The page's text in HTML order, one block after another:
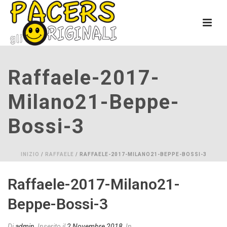
Raffaele-2017-
Milano21-Beppe-
Bossi-3
INIZIO / RAFFAELE / RAFFAELE-2017-MILANO21-BEPPE-BOSSI-3
Raffaele-2017-Milano21-
Beppe-Bossi-3